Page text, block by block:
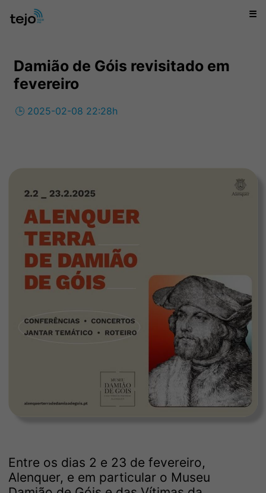
☰
Damião de Góis revisitado em
fevereiro
🕒 2025-02-08 22:28h
Entre os dias 2 e 23 de fevereiro,
Alenquer, e em particular o Museu